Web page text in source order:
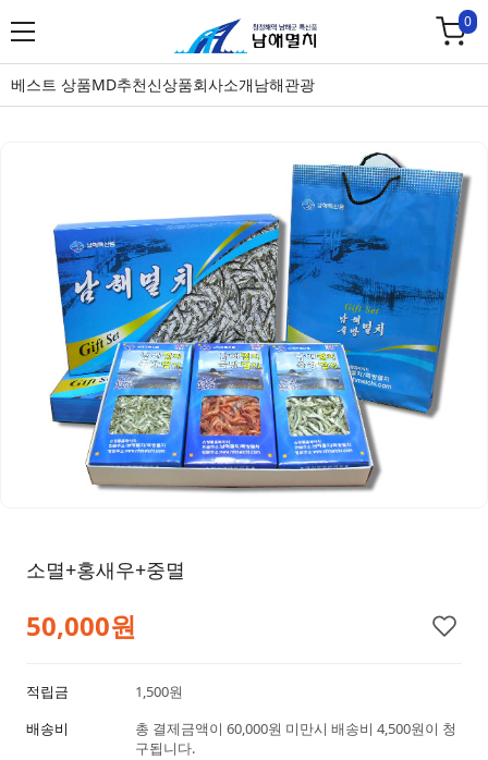
0
베스트 상품MD추천신상품회사소개남해관광
소멸+홍새우+중멸
50,000원
적립금
1,500원
배송비
총 결제금액이 60,000원 미만시 배송비 4,500원이 청
구됩니다.